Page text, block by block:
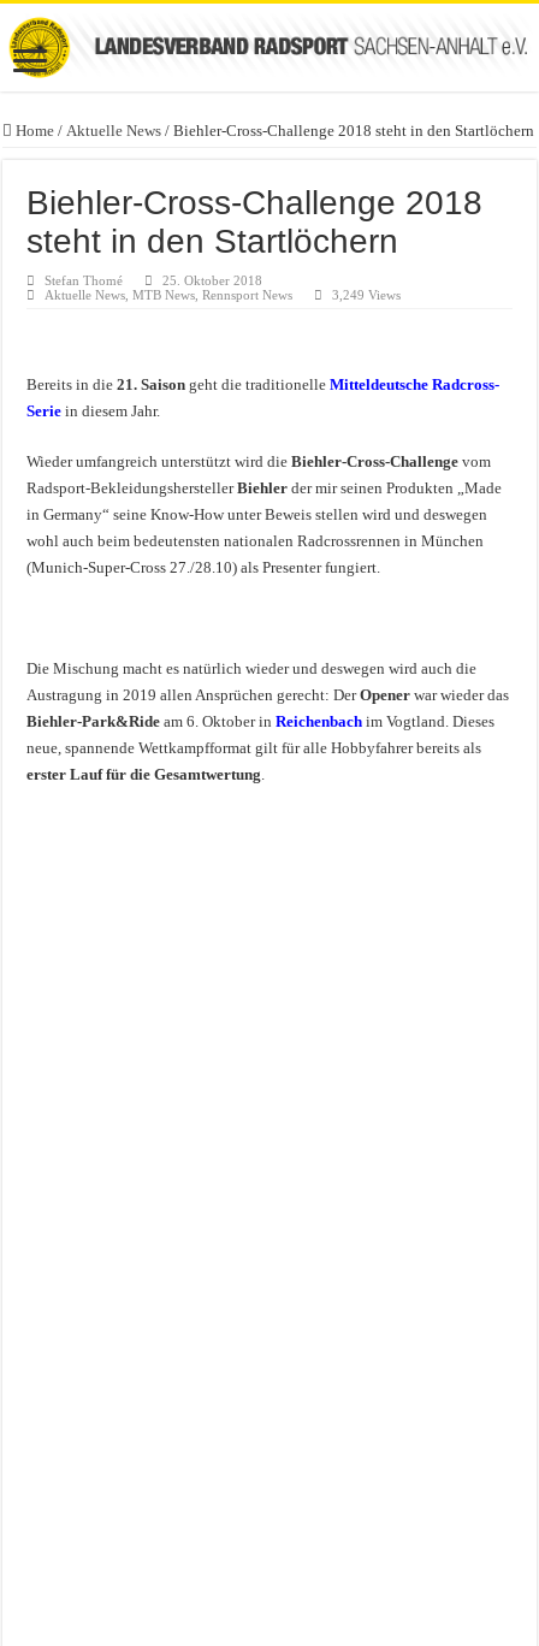
Home / Aktuelle News / Biehler-Cross-Challenge 2018 steht in den Startlöchern
Biehler-Cross-Challenge 2018
steht in den Startlöchern
Stefan Thomé
25. Oktober 2018
Aktuelle News ,MTB News ,Rennsport News 3,249 Views
Bereits in die 21. Saison geht die traditionelle Mitteldeutsche Radcross-
Serie in diesem Jahr.
Wieder umfangreich unterstützt wird dieBiehler-Cross-Challenge vom
Radsport-BekleidungsherstellerBiehler der mir seinen Produkten „Made
in Germany“ seine Know-How unter Beweis stellen wird und deswegen
wohl auch beim bedeutensten nationalen Radcrossrennen in München
(Munich-Super-Cross 27./28.10) als Presenter fungiert.
Die Mischung macht es natürlich wieder und deswegen wird auch die
Austragung in 2019 allen Ansprüchen gerecht: DerOpener war wieder das
Biehler-Park&Ride am 6. Oktober inReichenbach im Vogtland. Dieses
neue, spannende Wettkampfformat gilt für alle Hobbyfahrer bereits als
erster Lauf für die Gesamtwertung